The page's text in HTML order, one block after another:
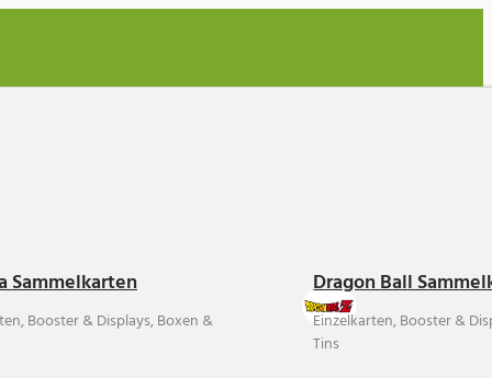
Sammelkarten
Booster & Displays, Boxen &
Dragon Ball
Einzelkarten, Booster &
Tins